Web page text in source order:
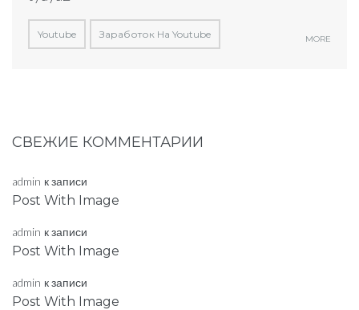
Youtube Заработок На Youtube MORE
СВЕЖИЕ КОММЕНТАРИИ
admin к записи
Post With Image
admin к записи
Post With Image
admin к записи
Post With Image